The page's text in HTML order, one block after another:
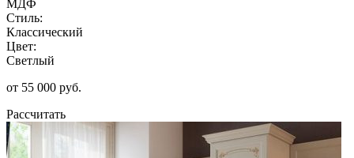
МДФ
Стиль:
Классический
Цвет:
Светлый
от 55 000 руб.
Рассчитать